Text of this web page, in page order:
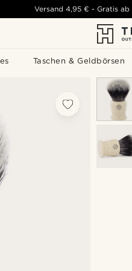
Taschen & Geldbörsen
Versand 4,95 € -Gratis ab